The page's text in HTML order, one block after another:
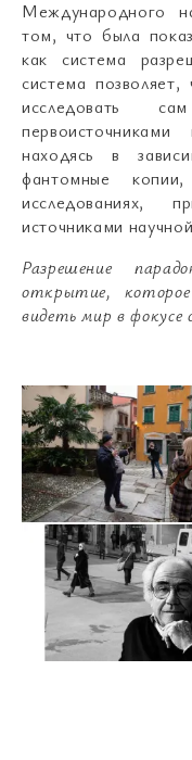
Международного
том, что была
как система
система
исследовать
находясь в
фантомные
исследованиях,
источниками
Разрешение
открытие,
видеть мир в фокусе